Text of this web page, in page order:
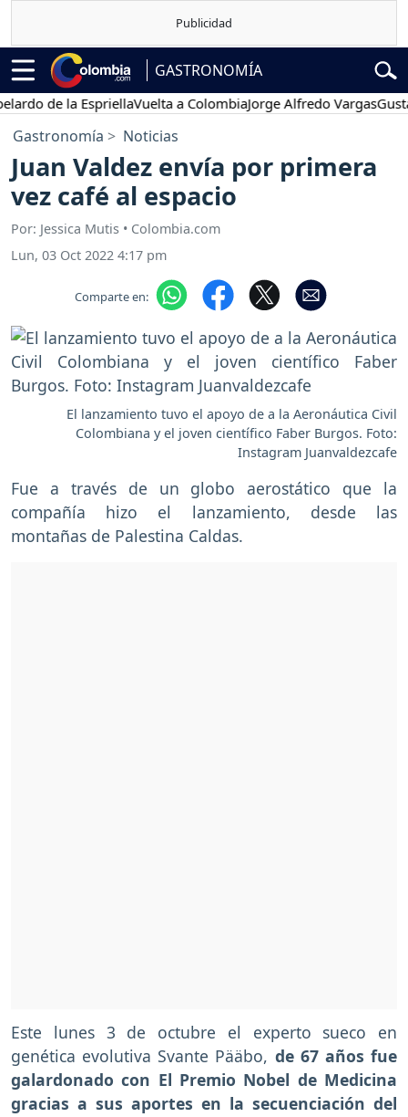
GASTRONOMÍA
de la EspriellaVuelta a ColombiaJorge Alfredo VargasGustavo
Gastronomía Noticias
Juan Valdez envía por primera
vez café al espacio
Por: Jessica Mutis • Colombia.com
Lun, 03 Oct 2022 4:17 pm
Comparte en:
El lanzamiento tuvo el apoyo de a la Aeronáutica Civil
Colombiana y el joven científico Faber Burgos. Foto:
Instagram Juanvaldezcafe
Fue a través de un globo aerostático que la
compañía hizo el lanzamiento, desde las
montañas de Palestina Caldas.
Este lunes 3 de octubre el experto sueco en
genética evolutiva Svante Pääbo, de 67 años fue
galardonado con El Premio Nobel de Medicina
gracias a sus aportes en la secuenciación del